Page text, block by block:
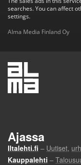
searches. You can affect
settings.
Alma Media Finland Oy